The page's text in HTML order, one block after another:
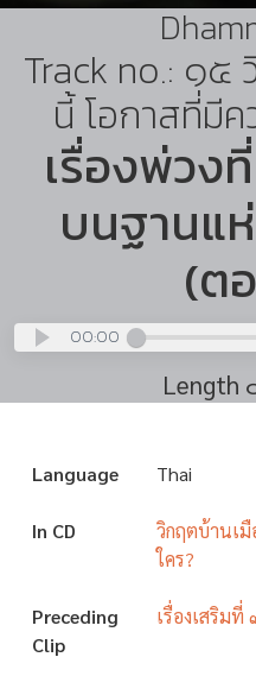
Track no.: ๑๕
นี้ โอกาสที่มีค
เรื่องพ่วง
บนฐานแ
(ต
00:00
Length
Language Thai
In CD
วิกฤตบ้านเ
ใคร?
Preceding
Clip
เรื่องเสริม